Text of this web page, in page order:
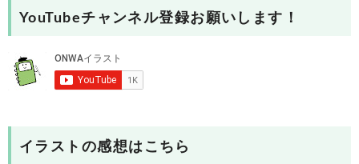
YouTubeチャンネル登録お願いします！
イラストの感想はこちら